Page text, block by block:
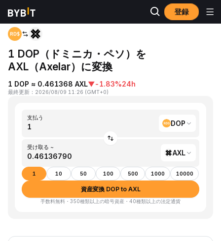
登録
ホーム DOP to AXL
1 DOP（ドミニカ・ペソ）を
AXL（Axelar）に変換
1 DOP ≈ 0.461368 AXL▼-1.83%24h
最終更新 ： 2026/08/09 11:26 (GMT+0)
支払う
DOP
受け取る ~
AXL
1 10 50 100 500 1000 10000
資産変換 DOP to AXL
手数料無料・350種類以上の暗号資産・40種類以上の法定通貨